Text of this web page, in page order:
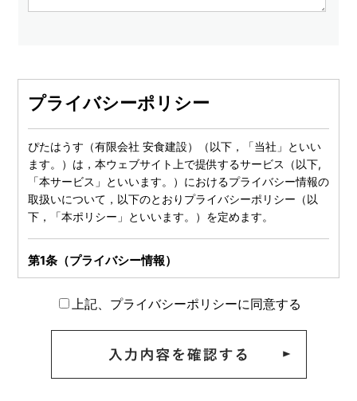
プライバシーポリシー
ぴたはうす（有限会社 安食建設）（以下，「当社」といい
ます。）は，本ウェブサイト上で提供するサービス（以下,
「本サービス」といいます。）におけるプライバシー情報の
取扱いについて，以下のとおりプライバシーポリシー（以
下，「本ポリシー」といいます。）を定めます。
第1条（プライバシー情報）
プライバシー情報のうち「個人情報」とは，個人情報保護法
にいう「個人情報」を指すものとし，生存する個人に関する
情報であって，当該情報に含まれる氏名，生年月日，住所，
電話番号，連絡先その他の記述等により特定の個人を識別で
上記、プライバシーポリシーに同意する